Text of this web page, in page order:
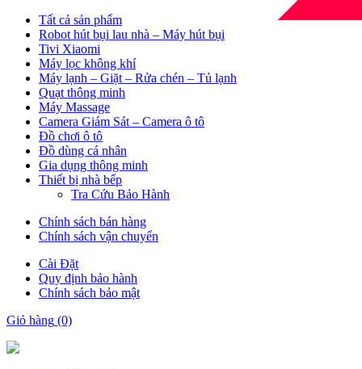
Tất cả sản phẩm
Robot hút bụi lau nhà – Máy hút bụi
Tivi Xiaomi
Máy lọc không khí
Máy lạnh – Giặt – Rửa chén – Tủ lạnh
Quạt thông minh
Máy Massage
Camera Giám Sát – Camera ô tô
Đồ chơi ô tô
Đồ dùng cá nhân
Gia dụng thông minh
Thiết bị nhà bếp
Tra Cứu Bảo Hành
Chính sách bán hàng
Chính sách vận chuyển
Cài Đặt
Quy định bảo hành
Chính sách bảo mật
Giỏ hàng (0)